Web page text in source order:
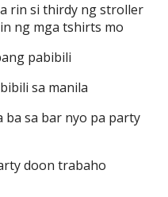
rin si thirdy ng stroller
ng mga tshirts mo
pabibili
sa manila
ba sa bar nyo pa party
doon trabaho